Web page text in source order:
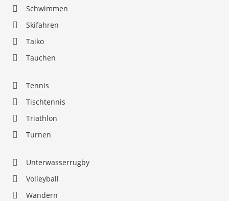
Schwimmen
Skifahren
Taiko
Tauchen
Tennis
Tischtennis
Triathlon
Turnen
Unterwasserrugby
Volleyball
Wandern